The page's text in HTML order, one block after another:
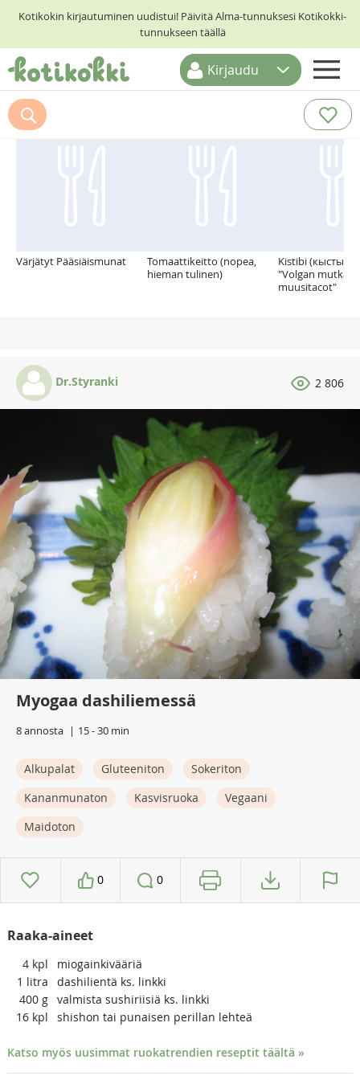
Kotikokin kirjautuminen uudistui! Päivitä Alma-tunnuksesi Kotikokki-
tunnukseen täällä
ETUSIVU
RESEPTIHAKU
Kirjaudu
Suosittelemme myös
Värjätyt Pääsiäismunat
Tomaattikeitto (nopea,
hieman tulinen)
Kistibi
"Volgan mutkan
muusitacot"
Dr.Styranki 2 806
Myogaa dashiliemessä
8 annosta 15 - 30 min
Alkupalat Gluteeniton
Sokeriton
Kananmunaton
Kasvisruoka
Vegaani
Maidoton
0 0
Raaka-aineet
4 kpl
miogainkivääriä
1 litra
dashilientä ks. linkki
400 g valmista sushiriisiä ks. linkki
16 kpl shishon tai punaisen perillan lehteä
Katso myös uusimmat ruokatrendien reseptit täältä »